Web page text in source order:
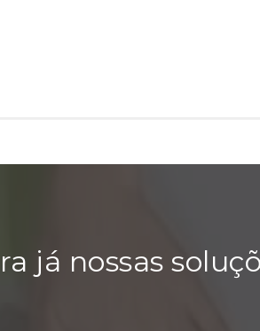
já nossas